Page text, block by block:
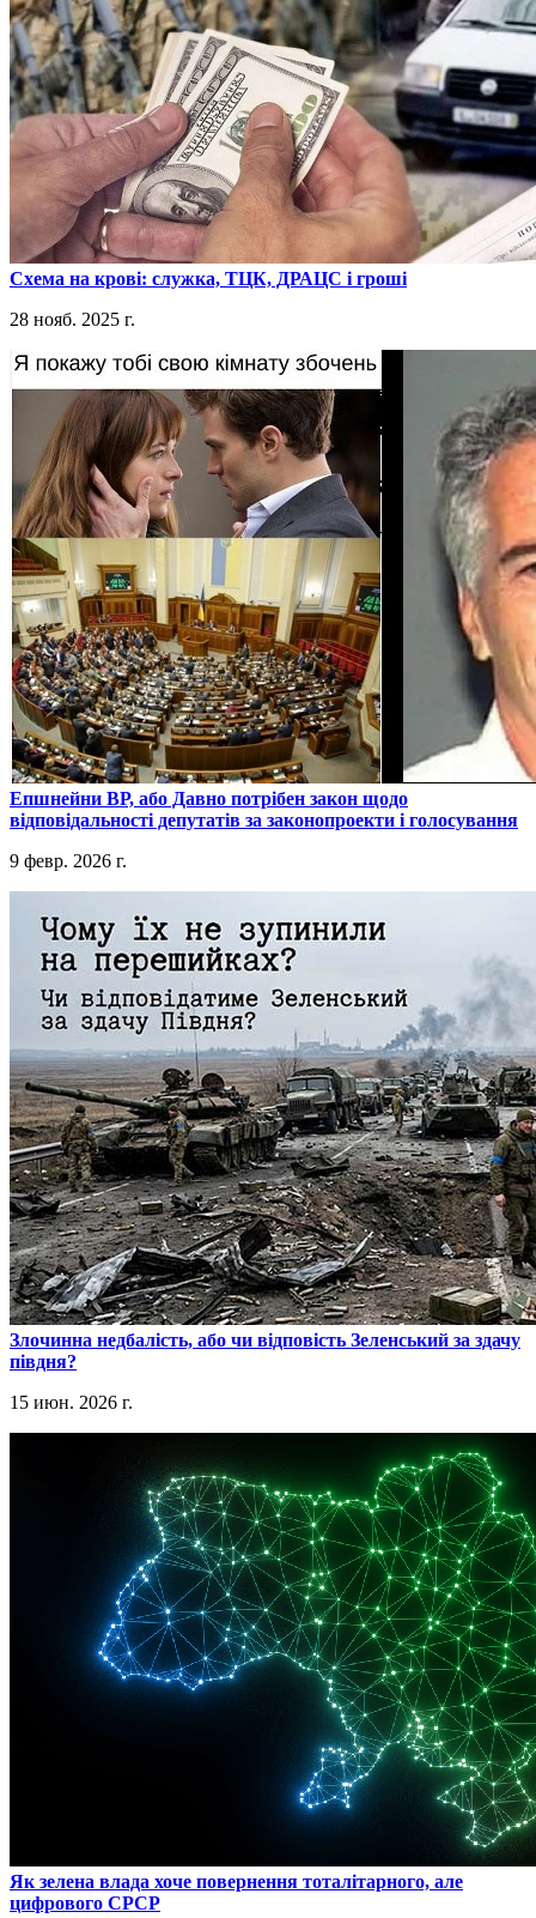
​Схема на крові: служка, ТЦК, ДРАЦС і гроші
28 нояб. 2025 г.
​Епшнейни ВР, або Давно потрібен закон щодо
відповідальності депутатів за законопроекти і голосування
9 февр. 2026 г.
​Злочинна недбалість, або чи відповість Зеленський за здачу
півдня?
15 июн. 2026 г.
​Як зелена влада хоче повернення тоталітарного, але
цифрового СРСР